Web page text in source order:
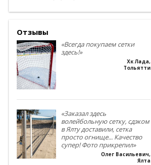
Отзывы
«Всегда покупаем сетки
здесь!»
Хк Лада,
Тольятти
«Заказал здесь
волейбольную сетку, сдэком
в Ялту доставили, сетка
просто огнище... Качество
супер! Фото прикрепил»
Олег Васильевич,
Ялта